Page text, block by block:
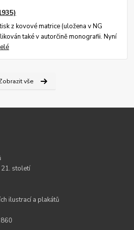
z kovové matrice (uložena v NG
také v autorčině monografii. Nyní
vše
21. století
ilustrací a plakátů